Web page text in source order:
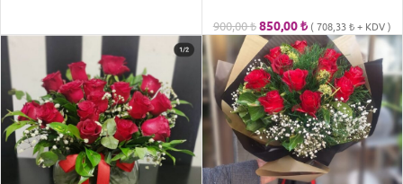
900,00₺850,00₺ (708,33₺+ KDV )